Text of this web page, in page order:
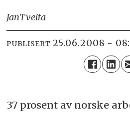
JanTveita
PUBLISERT 25.06.2008 -
37 prosent av norske